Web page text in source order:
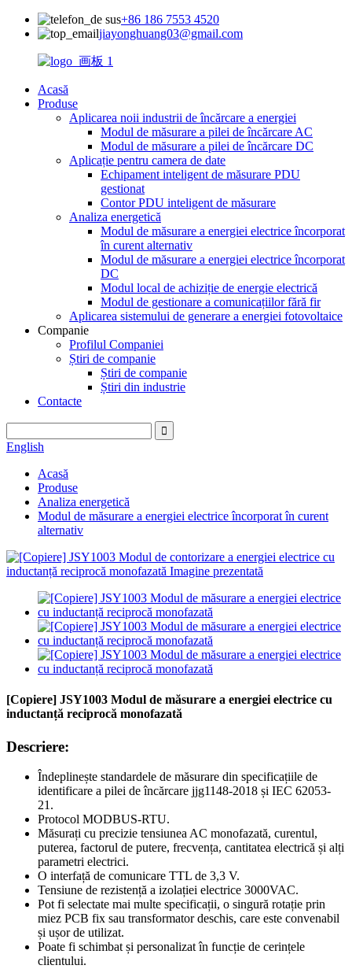
+86 186 7553 4520
jiayonghuang03@gmail.com
Acasă
Produse
Aplicarea noii industrii de încărcare a energiei
Modul de măsurare a pilei de încărcare AC
Modul de măsurare a pilei de încărcare DC
Aplicație pentru camera de date
Echipament inteligent de măsurare PDU
gestionat
Contor PDU inteligent de măsurare
Analiza energetică
Modul de măsurare a energiei electrice încorporat
în curent alternativ
Modul de măsurare a energiei electrice încorporat
DC
Modul local de achiziție de energie electrică
Modul de gestionare a comunicațiilor fără fir
Aplicarea sistemului de generare a energiei fotovoltaice
Companie
Profilul Companiei
Știri de companie
Știri de companie
Știri din industrie
Contacte
English
Acasă
Produse
Analiza energetică
Modul de măsurare a energiei electrice încorporat în curent
alternativ
[Copiere] JSY1003 Modul de măsurare a energiei electrice cu
inductanță reciprocă monofazată
Descriere:
Îndeplinește standardele de măsurare din specificațiile de
identificare a pilei de încărcare jjg1148-2018 și IEC 62053-
21.
Protocol MODBUS-RTU.
Măsurați cu precizie tensiunea AC monofazată, curentul,
puterea, factorul de putere, frecvența, cantitatea electrică și alți
parametri electrici.
O interfață de comunicare TTL de 3,3 V.
Tensiune de rezistență a izolației electrice 3000VAC.
Pot fi selectate mai multe specificații, o singură rotație prin
miez PCB fix sau transformator deschis, care este convenabil
și ușor de utilizat.
Poate fi schimbat și personalizat în funcție de cerințele
clientului.